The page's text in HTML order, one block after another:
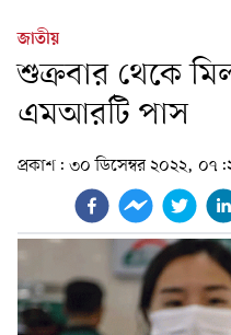
জাতীয়
শুক্রবার থেকে
এমআরটি পাস
প্রকাশ: ৩০ ডিসেম্বর ২০২২,